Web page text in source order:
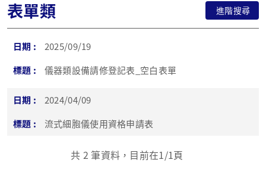
表單類 進階搜尋
2025/09/19
儀器類設備請修登記表_空白表單
2024/04/09
流式細胞儀使用資格申請表
共 2 筆資料，目前在1/1頁